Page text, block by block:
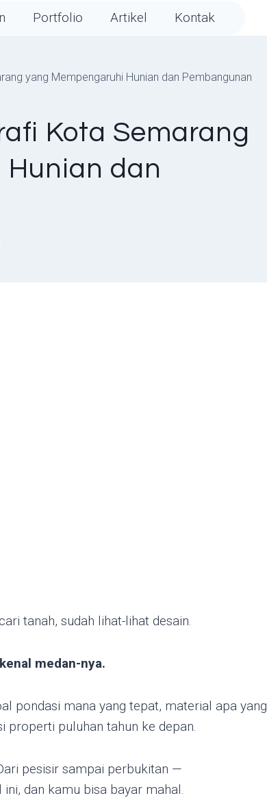
Portfolio Artikel Kontak
yang Mempengaruhi Hunian dan Pembangunan
Kota Semarang
dan
tanah, sudah lihat-lihat desain.
medan-nya.
pondasi mana yang tepat, material apa yang
properti puluhan tahun ke depan.
pesisir sampai perbukitan —
dan kamu bisa bayar mahal.